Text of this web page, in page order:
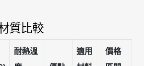
質比較
耐熱溫
適用
價格